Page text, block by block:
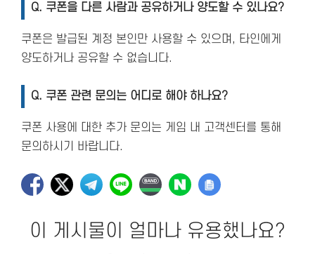
Q. 쿠폰을 다른 사람과 공유하거나 양도할 수 있나요?
쿠폰은 발급된 계정 본인만 사용할 수 있으며, 타인에게
양도하거나 공유할 수 없습니다.
Q. 쿠폰 관련 문의는 어디로 해야 하나요?
쿠폰 사용에 대한 추가 문의는 게임 내 고객센터를 통해
문의하시기 바랍니다.
이 게시물이 얼마나 유용했나요?